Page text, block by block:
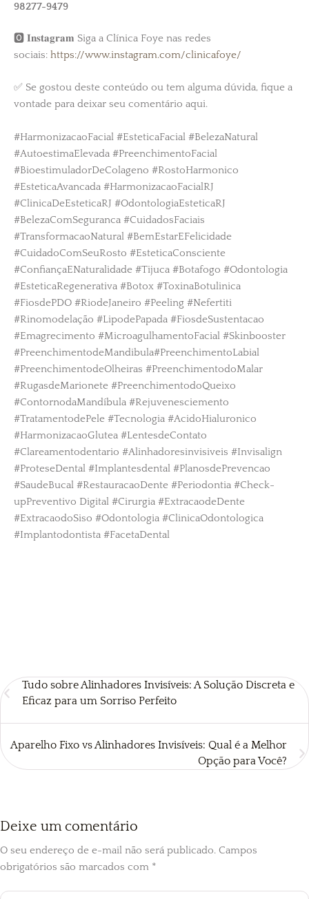
98277-9479
🅾 𝐈𝐧𝐬𝐭𝐚𝐠𝐫𝐚𝐦 Siga a Clínica Foye nas redes
sociais: https://www.instagram.com/clinicafoye/
✅ Se gostou deste conteúdo ou tem alguma dúvida, fique a
vontade para deixar seu comentário aqui.
#HarmonizacaoFacial #EsteticaFacial #BelezaNatural
#AutoestimaElevada #PreenchimentoFacial
#BioestimuladorDeColageno #RostoHarmonico
#EsteticaAvancada #HarmonizacaoFacialRJ
#ClinicaDeEsteticaRJ #OdontologiaEsteticaRJ
#BelezaComSeguranca #CuidadosFaciais
#TransformacaoNatural #BemEstarEFelicidade
#CuidadoComSeuRosto #EsteticaConsciente
#ConfiançaENaturalidade #Tijuca #Botafogo #Odontologia
#EsteticaRegenerativa #Botox #ToxinaBotulinica
#FiosdePDO #RiodeJaneiro #Peeling #Nefertiti
#Rinomodelação #LipodePapada #FiosdeSustentacao
#Emagrecimento #MicroagulhamentoFacial #Skinbooster
#PreenchimentodeMandibula#PreenchimentoLabial
#PreenchimentodeOlheiras #PreenchimentodoMalar
#RugasdeMarionete #PreenchimentodoQueixo
#ContornodaMandíbula #Rejuvenesciemento
#TratamentodePele #Tecnologia #AcidoHialuronico
#HarmonizacaoGlutea #LentesdeContato
#Clareamentodentario #Alinhadoresinvisiveis #Invisalign
#ProteseDental #Implantesdental #PlanosdePrevencao
#SaudeBucal #RestauracaoDente #Periodontia #Check-
upPreventivo Digital #Cirurgia #ExtracaodeDente
#ExtracaodoSiso #Odontologia #ClinicaOdontologica
#Implantodontista #FacetaDental
Tudo sobre Alinhadores Invisíveis: A Solução Discreta e
Eficaz para um Sorriso Perfeito
Aparelho Fixo vs Alinhadores Invisíveis: Qual é a Melhor
Opção para Você?
Deixe um comentário
O seu endereço de e-mail não será publicado. Campos
obrigatórios são marcados com *